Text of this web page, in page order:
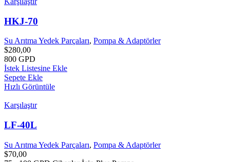
HKJ-70
Su Arıtma Yedek Parçaları, Pompa & Adaptörler
$280,00
800 GPD
İstek Listesine Ekle
Sepete Ekle
Hızlı Görüntüle
Karşılaştır
LF-40L
Su Arıtma Yedek Parçaları, Pompa & Adaptörler
$70,00